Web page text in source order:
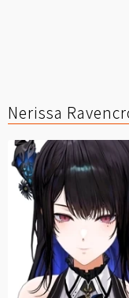
Nerissa